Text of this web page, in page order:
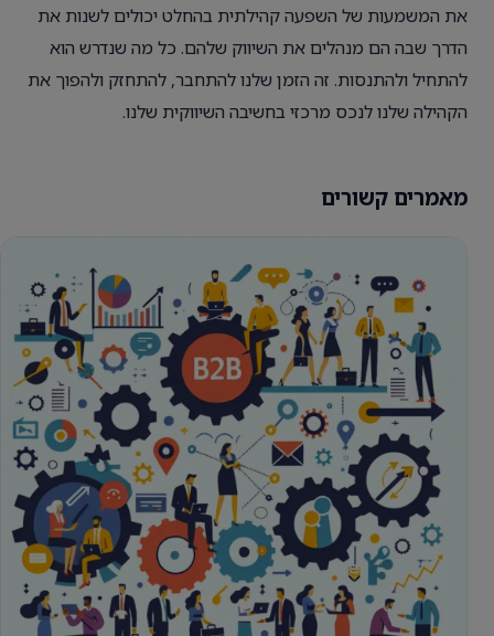
את המשמעות של השפעה קהילתית בהחלט יכולים לשנות את
הדרך שבה הם מנהלים את השיווק שלהם. כל מה שנדרש הוא
להתחיל ולהתנסות. זה הזמן שלנו להתחבר, להתחזק ולהפוך את
הקהילה שלנו לנכס מרכזי בחשיבה השיווקית שלנו.
מאמרים קשורים